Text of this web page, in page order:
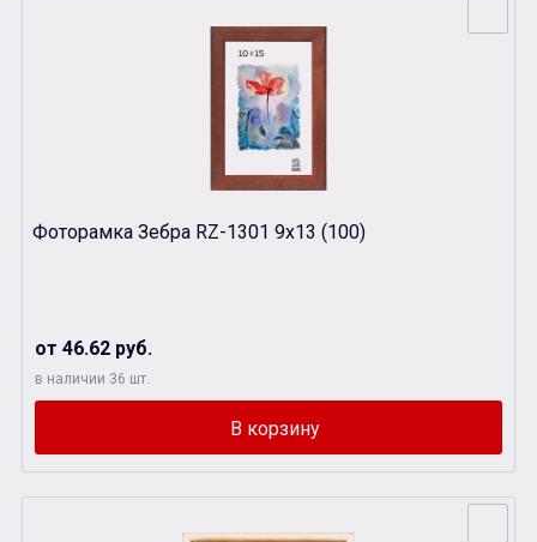
Фоторамка Зебра RZ-1301 9х13 (100)
от 46.62 руб.
в наличии 36 шт.